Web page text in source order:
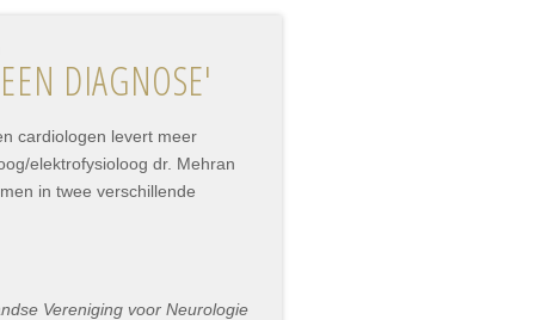
DIAGNOSE'
cardiologen levert meer
elektrofysioloog dr. Mehran
in twee verschillende
Vereniging voor Neurologie